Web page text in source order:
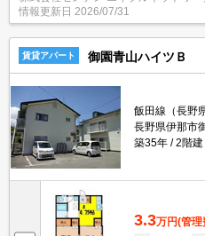
情報更新日 2026/07/31
賃貸アパート 御園青山ハイツＢ
飯田線（長野
長野県伊那市
築35年
2階建
3.3万円(管理